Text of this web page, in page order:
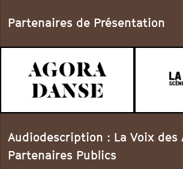
Partenaires de Présentation
Audiodescription : La Voix des
Partenaires Publics